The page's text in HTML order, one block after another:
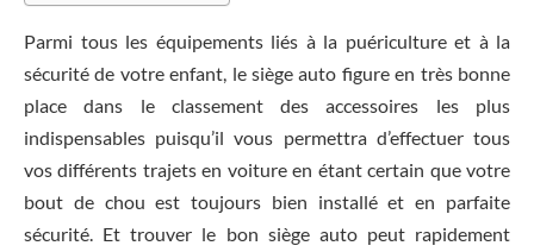
Parmi tous les équipements liés à la puériculture et à la
sécurité de votre enfant, le siège auto figure en très bonne
place dans le classement des accessoires les plus
indispensables puisqu’il vous permettra d’effectuer tous
vos différents trajets en voiture en étant certain que votre
bout de chou est toujours bien installé et en parfaite
sécurité. Et trouver le bon siège auto peut rapidement